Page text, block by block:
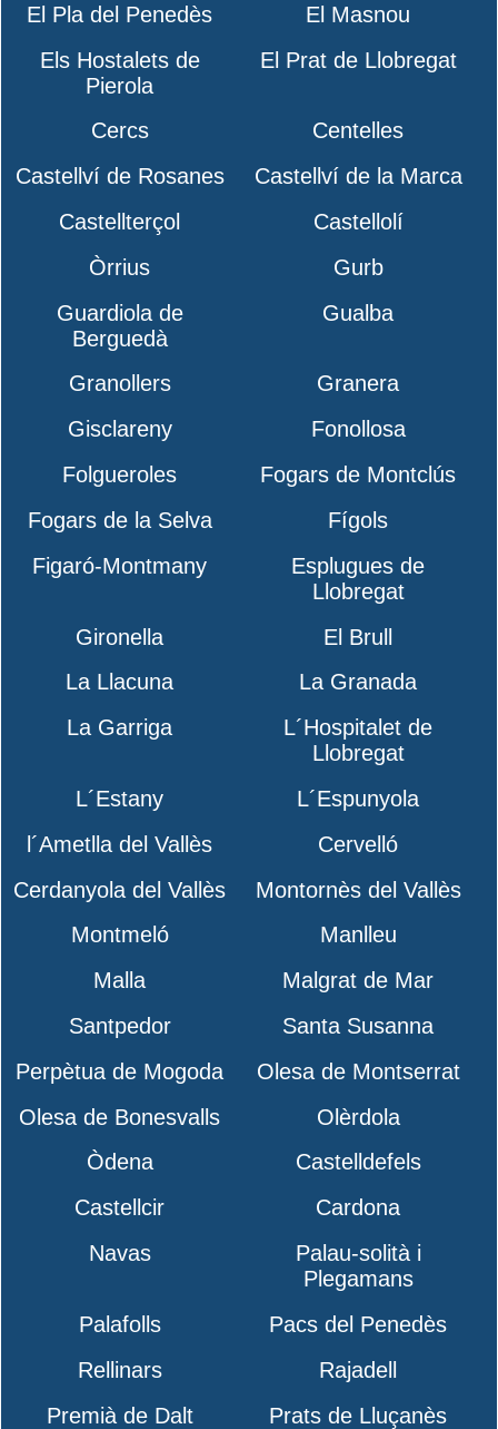
El Pla del Penedès
El Masnou
Els Hostalets de
Pierola
El Prat de Llobregat
Cercs
Centelles
Castellví de Rosanes
Castellví de la Marca
Castellterçol
Castellolí
Òrrius
Gurb
Guardiola de
Berguedà
Gualba
Granollers
Granera
Gisclareny
Fonollosa
Folgueroles
Fogars de Montclús
Fogars de la Selva
Fígols
Figaró-Montmany
Esplugues de
Llobregat
Gironella
El Brull
La Llacuna
La Granada
La Garriga
L´Hospitalet de
Llobregat
L´Estany
L´Espunyola
l´Ametlla del Vallès
Cervelló
Cerdanyola del Vallès
Montornès del Vallès
Montmeló
Manlleu
Malla
Malgrat de Mar
Santpedor
Santa Susanna
Perpètua de Mogoda
Olesa de Montserrat
Olesa de Bonesvalls
Olèrdola
Òdena
Castelldefels
Castellcir
Cardona
Navas
Palau-solità i
Plegamans
Palafolls
Pacs del Penedès
Rellinars
Rajadell
Premià de Dalt
Prats de Lluçanès